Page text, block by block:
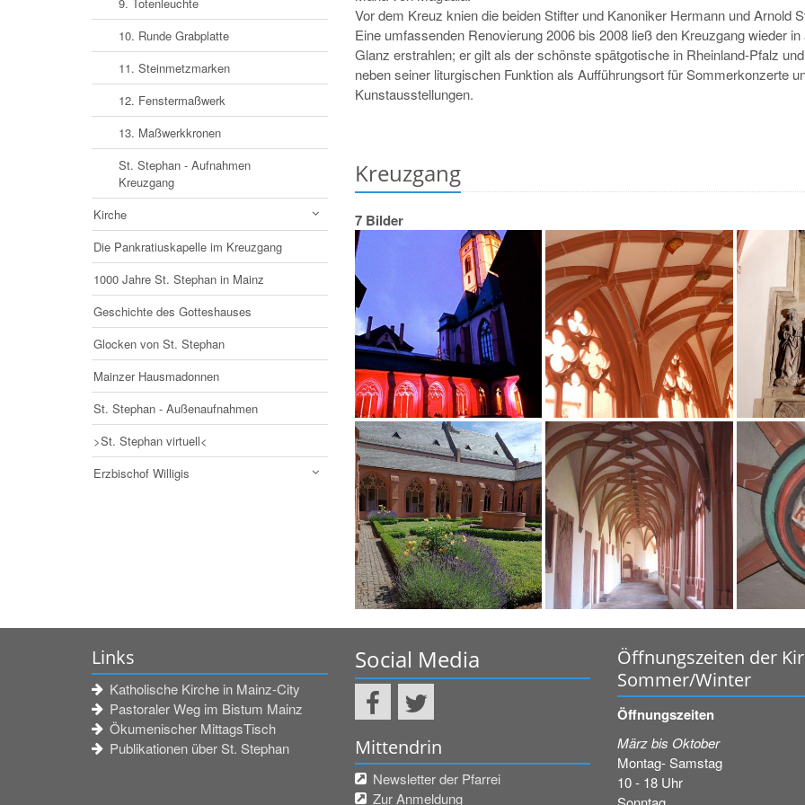
Vor dem Kreuz knien die beiden Stifter und Kanoniker Hermann und Arnold
Eine umfassenden Renovierung 2006 bis 2008 ließ den Kreuzgang wieder in
Glanz erstrahlen; er gilt als der schönste spätgotische in Rheinland-Pfalz
neben seiner liturgischen Funktion als Aufführungsort für Sommerkonzerte
Kunstausstellungen.
Kreuzgang
7 Bilder
10. Runde Grabplatte
11. Steinmetzmarken
12. Fenstermaßwerk
13. Maßwerkkronen
St. Stephan - Aufnahmen
Kreuzgang
Kirche
Die Pankratiuskapelle im Kreuzgang
1000 Jahre St. Stephan in Mainz
Geschichte des Gotteshauses
Glocken von St. Stephan
Mainzer Hausmadonnen
St. Stephan - Außenaufnahmen
>St. Stephan virtuell<
Erzbischof Willigis
Links
Katholische Kirche in Mainz-City
Pastoraler Weg im Bistum Mainz
Ökumenischer MittagsTisch
Publikationen über St. Stephan
Social Media
Mittendrin
Newsletter der Pfarrei
Zur Anmeldung
Öffnungszeiten der
Sommer/Winter
Öffnungszeiten
März bis Oktober
Montag- Samstag
10 - 18 Uhr